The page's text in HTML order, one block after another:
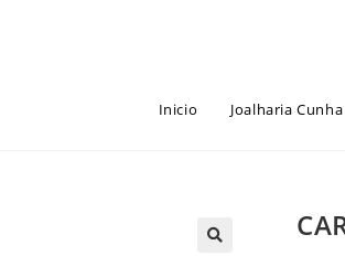
Inicio Joalharia Cunha